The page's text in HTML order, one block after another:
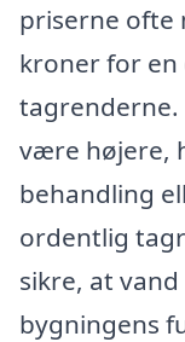
priserne ofte
kroner for
tagrenderne.
være højere,
behandling
ordentlig
sikre, at
bygningens